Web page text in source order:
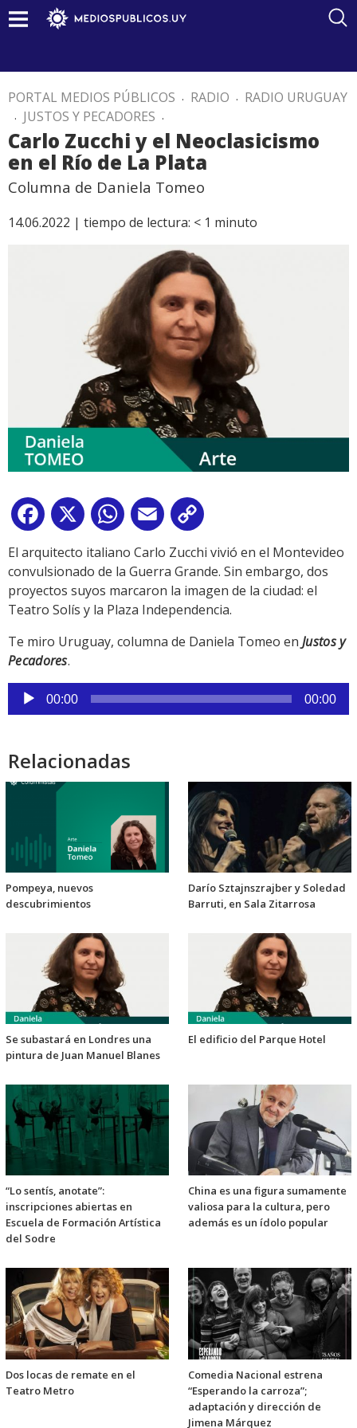
PORTAL MEDIOS PÚBLICOS . RADIO . RADIO URUGUAY
. JUSTOS Y PECADORES .
Carlo Zucchi y el Neoclasicismo
en el Río de La Plata
Columna de Daniela Tomeo
14.06.2022 | tiempo de lectura: < 1 minuto
Facebook
X WhatsApp
Email
Link
El arquitecto italiano Carlo Zucchi vivió en el Montevideo
convulsionado de la Guerra Grande. Sin embargo, dos
proyectos suyos marcaron la imagen de la ciudad: el
Teatro Solís y la Plaza Independencia.
Te miro Uruguay, columna de Daniela Tomeo en Justos y
Pecadores.
Reproductor
de
00:00 00:00
Relacionadas
Pompeya, nuevos
descubrimientos
Darío Sztajnszrajber y Soledad
Barruti, en Sala Zitarrosa
Se subastará en Londres una
pintura de Juan Manuel Blanes
El edificio del Parque Hotel
“Lo sentís, anotate”:
inscripciones abiertas en
Escuela de Formación Artística
del Sodre
China es una figura sumamente
valiosa para la cultura, pero
además es un ídolo popular
Dos locas de remate en el
Teatro Metro
Comedia Nacional estrena
“Esperando la carroza”;
adaptación y dirección de
Jimena Márquez